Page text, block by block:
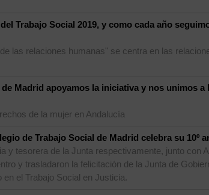
Trabajo Social 2019, y como cada año
las relaciones humanas" se centra en las
Madrid apoyamos la iniciativa y nos unimos a
de la mujer en Andalucía
de Trabajo Social de Madrid celebra su 10º
y tesorera de la Junta respectivamente, junto con
y trasladaron la felicitación de la Junta de
el Trabajo Social en Justicia.